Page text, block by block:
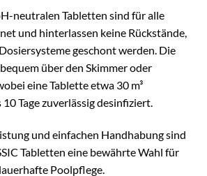
neutralen Tabletten sind für alle
und hinterlassen keine Rückstände,
geschont werden. Die
über den Skimmer oder
eine Tablette etwa 30 m³
Tage zuverlässig desinfiziert.
und einfachen Handhabung sind
Tabletten eine bewährte Wahl für
Poolpflege.